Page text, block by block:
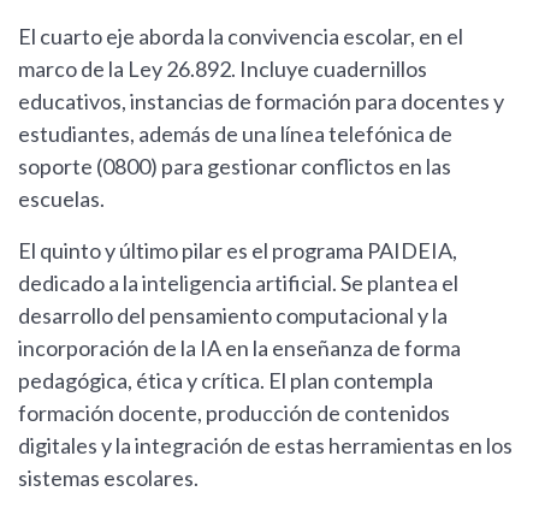
El cuarto eje aborda la convivencia escolar, en el
marco de la Ley 26.892. Incluye cuadernillos
educativos, instancias de formación para docentes y
estudiantes, además de una línea telefónica de
soporte (0800) para gestionar conflictos en las
escuelas.
El quinto y último pilar es el programa PAIDEIA,
dedicado a la inteligencia artificial. Se plantea el
desarrollo del pensamiento computacional y la
incorporación de la IA en la enseñanza de forma
pedagógica, ética y crítica. El plan contempla
formación docente, producción de contenidos
digitales y la integración de estas herramientas en los
sistemas escolares.